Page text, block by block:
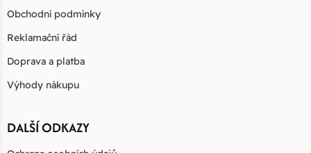
Obchodní podmínky
Reklamační řád
Doprava a platba
Výhody nákupu
DALŠÍ ODKAZY